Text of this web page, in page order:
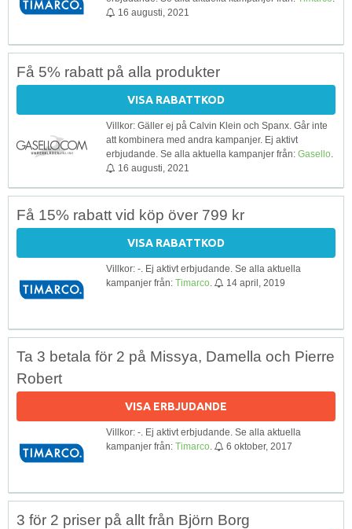
16 augusti, 2021
Få 5% rabatt på alla produkter
VISA RABATTKOD
Villkor: Gäller ej på Calvin Klein och Spanx. Går inte
att kombinera med andra kampanjer. Ej aktivt
erbjudande. Se alla aktuella kampanjer från: Gasello
16 augusti, 2021
Få 15% rabatt vid köp över 799 kr
VISA RABATTKOD
Villkor: -. Ej aktivt erbjudande. Se alla aktuella
kampanjer från: Timarco 14 april, 2019
Ta 3 betala för 2 på Missya, Damella och Pierre
Robert
VISA ERBJUDANDE
Villkor: -. Ej aktivt erbjudande. Se alla aktuella
kampanjer från: Timarco 6 oktober, 2017
3 för 2 priser på allt från Björn Borg